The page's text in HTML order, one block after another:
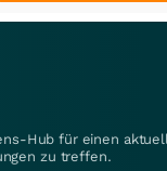
Hub für einen
zu treffen.